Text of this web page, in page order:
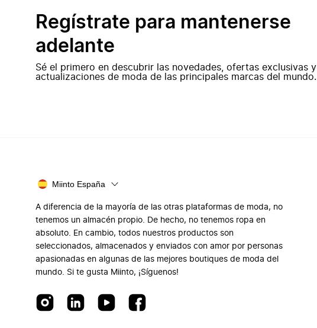
Regístrate para mantenerse
adelante
Sé el primero en descubrir las novedades, ofertas exclusivas y
actualizaciones de moda de las principales marcas del mundo.
Miinto España
A diferencia de la mayoría de las otras plataformas de moda, no
tenemos un almacén propio. De hecho, no tenemos ropa en
absoluto. En cambio, todos nuestros productos son
seleccionados, almacenados y enviados con amor por personas
apasionadas en algunas de las mejores boutiques de moda del
mundo. Si te gusta Miinto, ¡Síguenos!